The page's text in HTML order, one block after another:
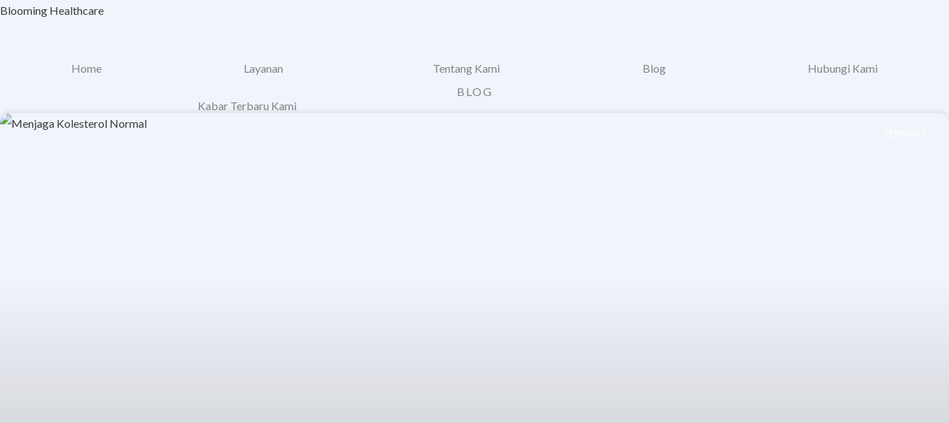
Skip
Blooming Healthcare
Home Layanan Tentang Kami Blog
Hubungi Kami
BLOG
Kabar Terbaru Kami